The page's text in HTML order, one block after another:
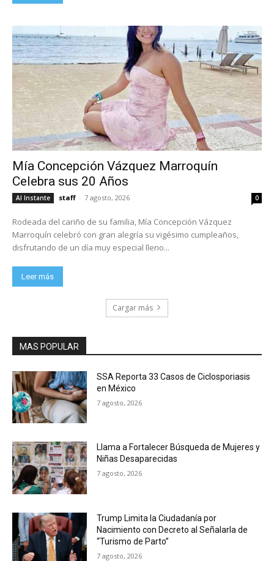
Mía Concepción Vázquez Marroquín
Celebra sus 20 Años
Al Instante staff - 7 agosto, 2026 0
Rodeada del cariño de su familia, Mía Concepción Vázquez
Marroquín celebró con gran alegría su vigésimo cumpleaños,
disfrutando de un día muy especial lleno...
Leer más
Cargar más
MAS POPULAR
SSA Reporta 33 Casos de Ciclosporiasis
en México
7 agosto, 2026
Llama a Fortalecer Búsqueda de Mujeres y
Niñas Desaparecidas
7 agosto, 2026
Trump Limita la Ciudadanía por
Nacimiento con Decreto al Señalarla de
“Turismo de Parto”
7 agosto, 2026